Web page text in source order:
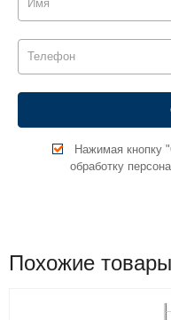
Нажимая кнопку
обработку
Похожие товары